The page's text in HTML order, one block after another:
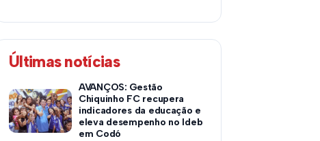
Últimas notícias
AVANÇOS: Gestão
Chiquinho FC recupera
indicadores da educação e
eleva desempenho no Ideb
em Codó